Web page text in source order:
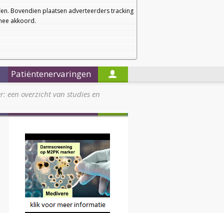
Bovendien plaatsen adverteerders tracking
akkoord.
a
a
Nieuwsbrief
Startpagina
Patiëntenervaringen
een overzicht van studies en